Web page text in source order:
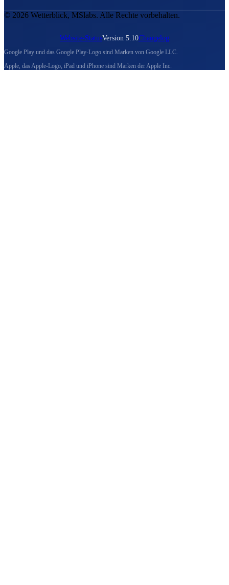
© 2026 Wetterblick, MSlabs. Alle Rechte vorbehalten.
Website-StatusVersion 5.10Changelog
Google Play und das Google Play-Logo sind Marken von Google LLC.
Apple, das Apple-Logo, iPad und iPhone sind Marken der Apple Inc.